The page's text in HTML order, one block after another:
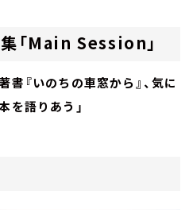
「Main Session」
書『いのちの車窓から』、気に
を語りあう」